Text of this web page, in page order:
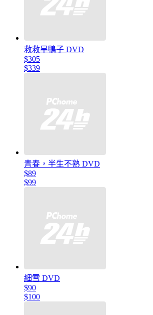
救救旱鴨子 DVD
$305
$339
青春，半生不熟 DVD
$89
$99
細雪 DVD
$90
$100